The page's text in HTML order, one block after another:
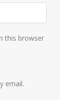
this browser
email.